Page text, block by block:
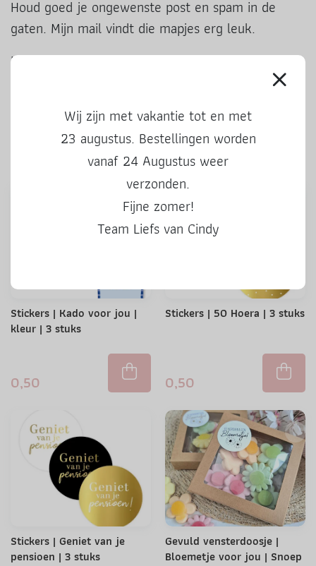
Houd goed je ongewenste post en spam in de
gaten. Mijn mail vindt die mapjes erg leuk.
In hetblog: knijpfruittraktieslees je precies
Ook leuke producten
Stickers | Kado voor jou |
kleur | 3 stuks
0,50
Stickers | 50 Hoera | 3 stuks
0,50
Stickers | Geniet van je
pensioen | 3 stuks
Gevuld vensterdoosje |
Bloemetje voor jou | Snoep
Wij zijn met vakantie tot en met
23 augustus. Bestellingen worden
vanaf 24 Augustus weer
verzonden.
Fijne zomer!
Team Liefs van Cindy